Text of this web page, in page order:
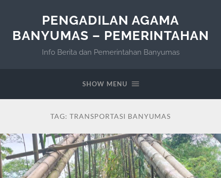
PENGADILAN AGAMA
BANYUMAS – PEMERINTAHAN
Info Berita dan Pemerintahan Banyumas
SHOW MENU
TAG: TRANSPORTASI BANYUMAS